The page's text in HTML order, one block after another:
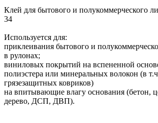
Клей для бытового и полукоммерческого
34
Используется для:
приклеивания бытового и
в рулонах;
виниловых покрытий на вспененной
полиэстера или минеральных волокон (в
грязезащитных ковриков)
на впитывающие влагу основания (бетон,
дерево, ДСП, ДВП).